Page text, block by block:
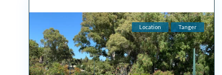
Location Tanger